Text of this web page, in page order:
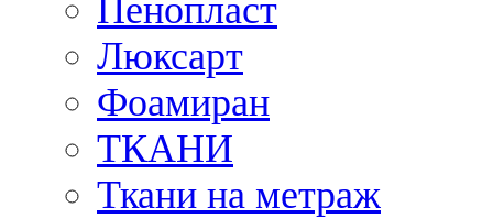
Пенопласт
Люксарт
Фоамиран
ТКАНИ
Ткани на метраж